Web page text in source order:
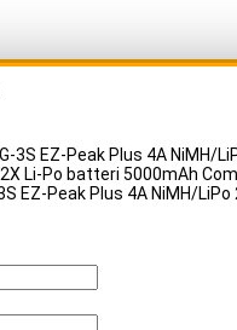
EZ-Peak Plus 4A NiMH/LiPo